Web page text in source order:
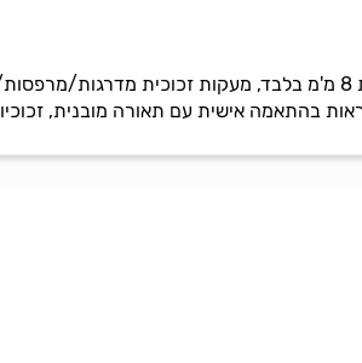
יצור והתקנה של כל סוגי המקלחונים והאמבטיונים בהתאמה אישית 8 מ'מ
בהתאמה אישית עם תאורה מובנית,